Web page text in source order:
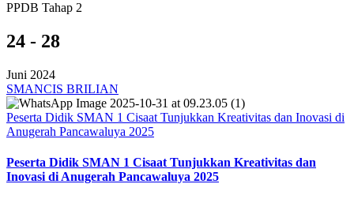
PPDB Tahap 2
24 - 28
Juni 2024
SMANCIS BRILIAN
Peserta Didik SMAN 1 Cisaat Tunjukkan Kreativitas dan Inovasi di
Anugerah Pancawaluya 2025
Peserta Didik SMAN 1 Cisaat Tunjukkan Kreativitas dan
Inovasi di Anugerah Pancawaluya 2025